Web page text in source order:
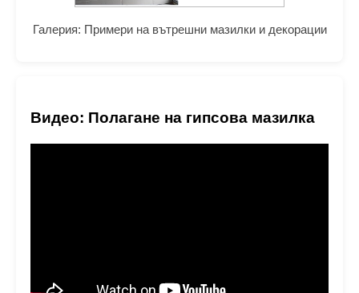
Галерия: Примери на вътрешни мазилки и декорации
Видео: Полагане на гипсова мазилка